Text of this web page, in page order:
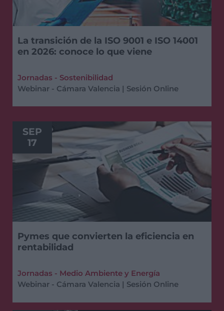
La transición de la ISO 9001 e ISO 14001
en 2026: conoce lo que viene
Jornadas - Sostenibilidad
Webinar - Cámara Valencia | Sesión Online
SEP
17
Pymes que convierten la eficiencia en
rentabilidad
Jornadas - Medio Ambiente y Energía
Webinar - Cámara Valencia | Sesión Online